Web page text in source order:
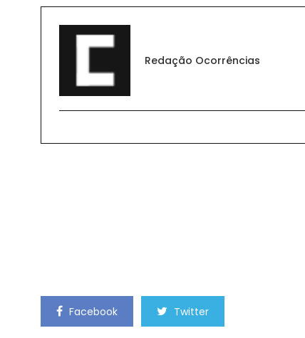
Redação Ocorrências
Facebook Twitter